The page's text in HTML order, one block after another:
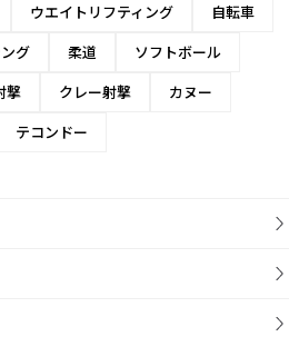
ウエイトリフティング
自転車
グ 柔道
ソフトボール
撃 クレー射撃
カヌー
テコンドー